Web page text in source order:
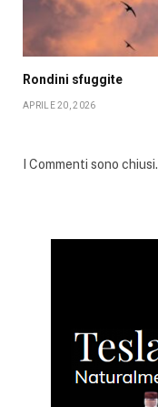
Rondini sfuggite
APRILE 20, 2026
I Commenti sono chiusi.